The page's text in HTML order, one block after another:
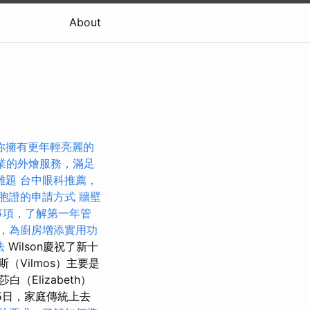
About
擁有更年輕亮麗的
的外燴服務，滿足
題 台中眼科推薦，
證的申請方式 牆壁
，了解第一年管
為廚房增添實用功
Wilson慶祝了新十
（Vilmos）主要是
白（Elizabeth）
，家庭傳統上去